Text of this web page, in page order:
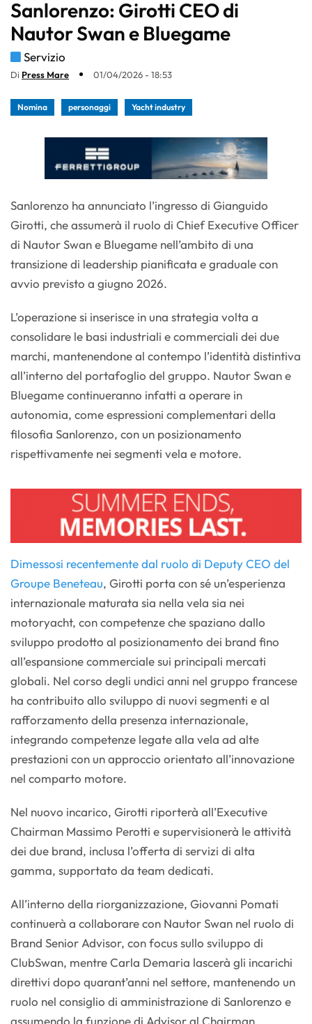
Sanlorenzo: Girotti CEO di
Nautor Swan e Bluegame
Servizio
Di Press Mare 01/04/2026 - 18:53
Nomina personaggi Yacht industry
Sanlorenzo ha annunciato l’ingresso di Gianguido
Girotti, che assumerà il ruolo di Chief Executive Officer
di Nautor Swan e Bluegame nell’ambito di una
transizione di leadership pianificata e graduale con
avvio previsto a giugno 2026.
L’operazione si inserisce in una strategia volta a
consolidare le basi industriali e commerciali dei due
marchi, mantenendone al contempo l’identità distintiva
all’interno del portafoglio del gruppo. Nautor Swan e
Bluegame continueranno infatti a operare in
autonomia, come espressioni complementari della
filosofia Sanlorenzo, con un posizionamento
rispettivamente nei segmenti vela e motore.
Dimessosi recentemente dal ruolo di Deputy CEO del
Groupe Beneteau, Girotti porta con sé un’esperienza
internazionale maturata sia nella vela sia nei
motoryacht, con competenze che spaziano dallo
sviluppo prodotto al posizionamento dei brand fino
all’espansione commerciale sui principali mercati
globali. Nel corso degli undici anni nel gruppo francese
ha contribuito allo sviluppo di nuovi segmenti e al
rafforzamento della presenza internazionale,
integrando competenze legate alla vela ad alte
prestazioni con un approccio orientato all’innovazione
nel comparto motore.
Nel nuovo incarico, Girotti riporterà all’Executive
Chairman Massimo Perotti e supervisionerà le attività
dei due brand, inclusa l’offerta di servizi di alta
gamma, supportato da team dedicati.
All’interno della riorganizzazione, Giovanni Pomati
continuerà a collaborare con Nautor Swan nel ruolo di
Brand Senior Advisor, con focus sullo sviluppo di
ClubSwan, mentre Carla Demaria lascerà gli incarichi
direttivi dopo quarant’anni nel settore, mantenendo un
ruolo nel consiglio di amministrazione di Sanlorenzo e